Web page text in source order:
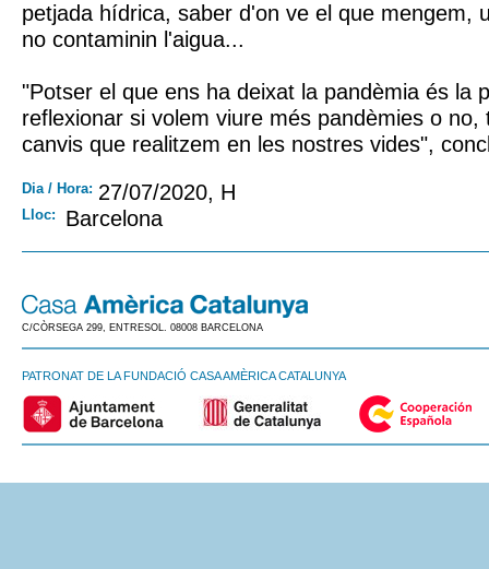
petjada hídrica, saber d'on ve el que mengem,
no contaminin l'aigua...
"Potser el que ens ha deixat la pandèmia és la
reflexionar si volem viure més pandèmies o no,
canvis que realitzem en les nostres vides",
Dia / Hora: 27/07/2020, H
Lloc: Barcelona
C/CÒRSEGA 299, ENTRESOL. 08008 BARCELONA
PATRONAT DE LA FUNDACIÓ CASA AMÈRICA CATALUNYA